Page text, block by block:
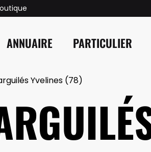
ANNUAIRE PARTICULIER
Yvelines (78)